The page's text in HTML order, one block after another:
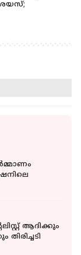
ആദിക്കും